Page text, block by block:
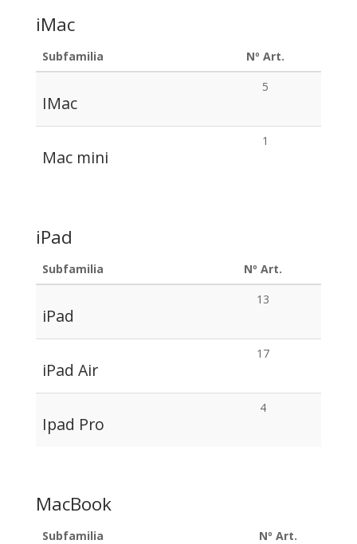
iMac
Subfamilia Nº Art.
IMac
5
Mac mini
1
iPad
Subfamilia Nº Art.
iPad
13
iPad Air
17
Ipad Pro
4
MacBook
Subfamilia Nº Art.